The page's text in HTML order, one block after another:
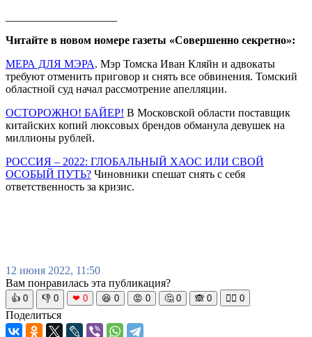
Читайте в новом номере газеты «Совершенно секретно»:
МЕРА ДЛЯ МЭРА. Мэр Томска Иван Кляйн и адвокаты
требуют отменить приговор и снять все обвинения. Томский
областной суд начал рассмотрение апелляции.
ОСТОРОЖНО! БАЙЕР! В Московской области поставщик
китайских копий люксовых брендов обманула девушек на
миллионы рублей.
РОССИЯ – 2022: ГЛОБАЛЬНЫЙ ХАОС ИЛИ СВОЙ
ОСОБЫЙ ПУТЬ? Чиновники спешат снять с себя
ответственность за кризис.
12 июня 2022, 11:50
Вам понравилась эта публикация?
👍 0 👎 0 ❤ 0 😆 0 😡 0 🤔 0 🙈 0 🧘‍♀️ 0
Поделиться